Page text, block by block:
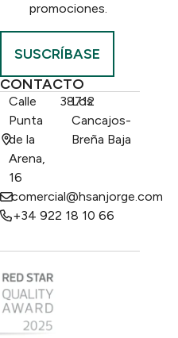
promociones.
SUSCRÍBASE
CONTACTO
Calle
Punta
de la
Arena,
16
38712
Los
Cancajos-
Breña Baja
comercial@hsanjorge.com
+34 922 18 10 66